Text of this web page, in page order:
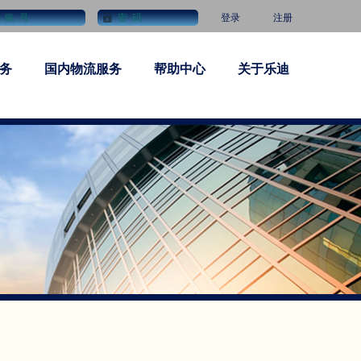
登录 注册
国内物流服务 帮助中心 关于乐迪